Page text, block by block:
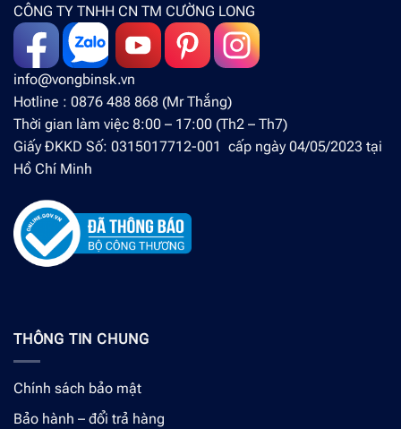
CÔNG TY TNHH CN TM CƯỜNG LONG
info@vongbinsk.vn
Hotline : 0876 488 868 (Mr Thắng)
Thời gian làm việc 8:00 – 17:00 (Th2 – Th7)
Giấy ĐKKD Số: 0315017712-001 cấp ngày 04/05/2023 tại
Hồ Chí Minh
THÔNG TIN CHUNG
Chính sách bảo mật
Bảo hành – đổi trả hàng